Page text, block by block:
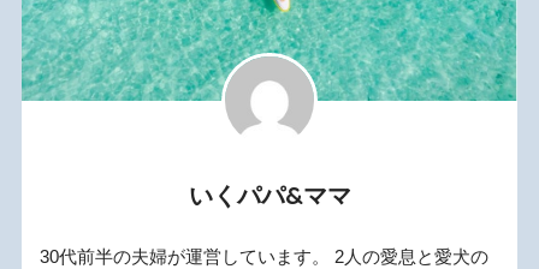
いくパパ&ママ
30代前半の夫婦が運営しています。 2人の愛息と愛犬の